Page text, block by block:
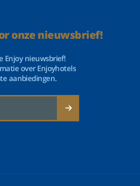
onze nieuwsbrief!
Enjoy nieuwsbrief!
over Enjoyhotels
aanbiedingen.